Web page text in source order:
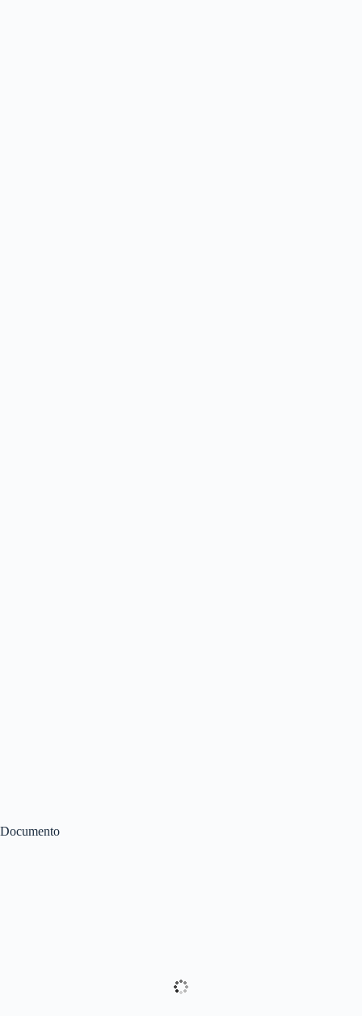
Documento